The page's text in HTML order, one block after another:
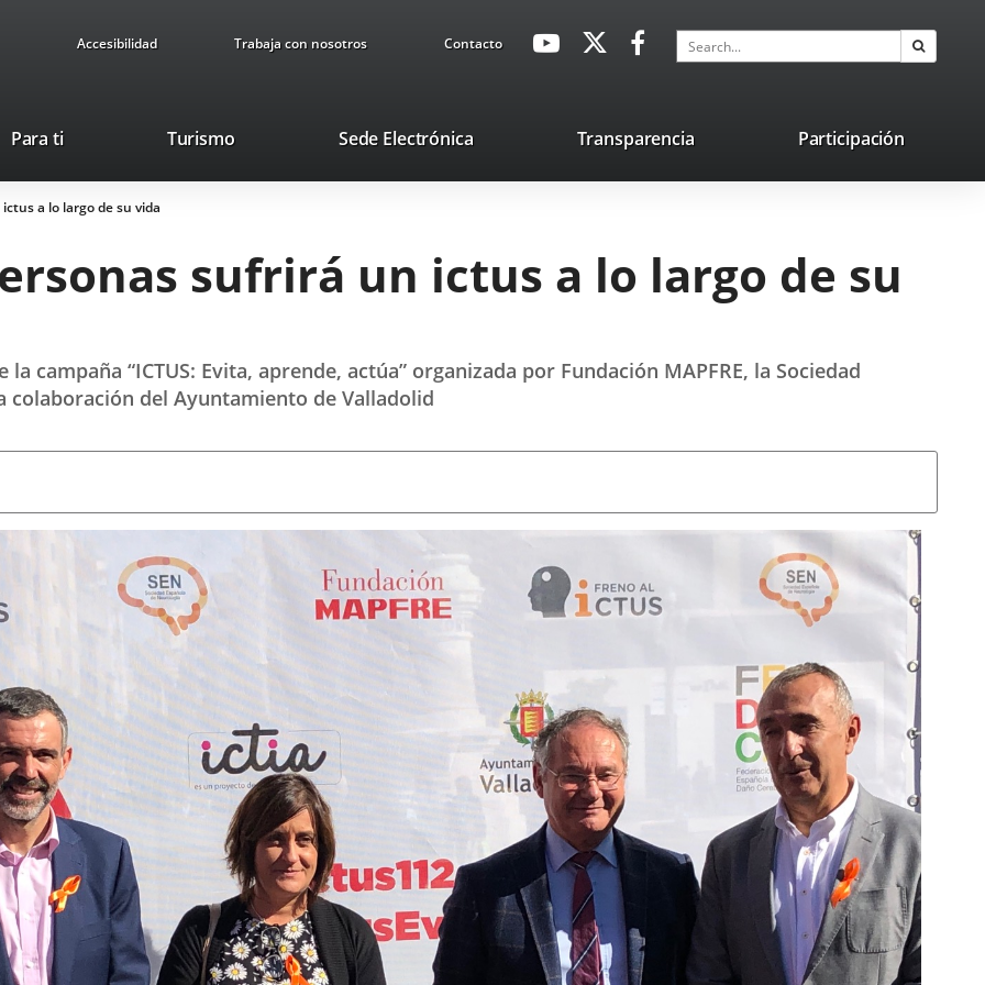
Accesibilidad Trabaja con nosotros ContactoavaHeaderSocial
Link
Link
application.
application.
Search
Para ti TurismoThis
will
pop-
Sede ElectrónicaLink
external
Transparencia Participación
a lo largo de su vida
sufrirá un ictus a lo largo de su
campaña “ICTUS: Evita, aprende, actúa” organizada por Fundación MAPFRE, la Sociedad
colaboración del Ayuntamiento de Valladolid